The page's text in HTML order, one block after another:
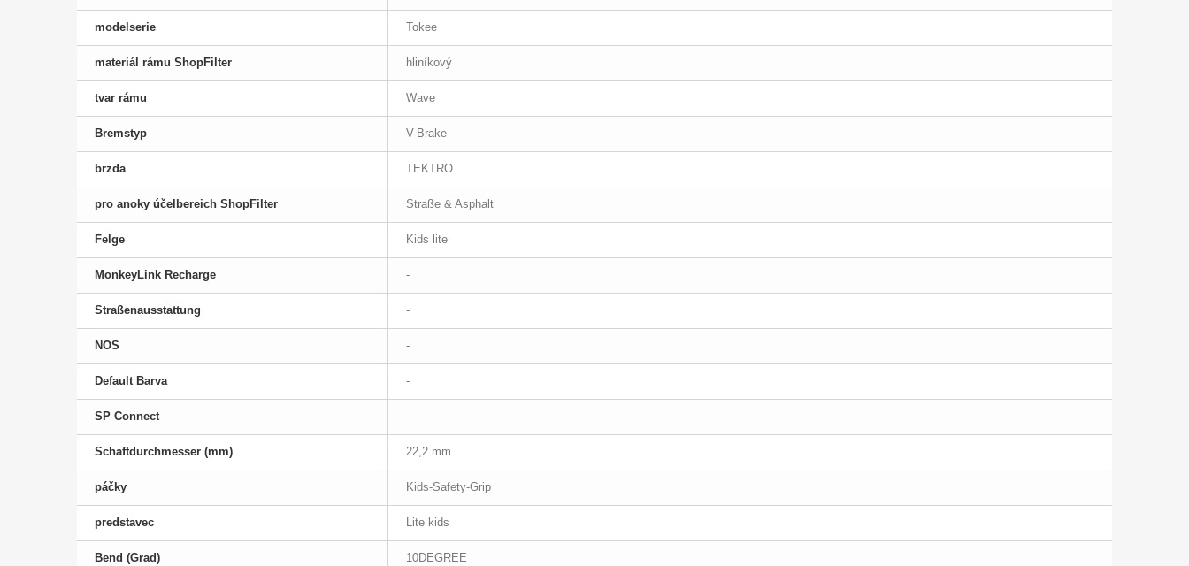
modelserie Tokee
materiál rámu ShopFilter hliníkový
tvar rámu Wave
Bremstyp V-Brake
brzda TEKTRO
pro anoky účelbereich ShopFilter Straße & Asphalt
Felge Kids lite
MonkeyLink Recharge -
Straßenausstattung -
NOS -
Default Barva -
SP Connect -
Schaftdurchmesser (mm) 22,2 mm
páčky Kids-Safety-Grip
predstavec Lite kids
Bend (Grad) 10DEGREE